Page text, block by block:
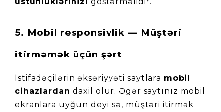
5. Mobil responsivlik — Müştəri
itirməmək üçün şərt
İstifadəçilərin əksəriyyəti saytlara mobil
cihazlardan daxil olur. Əgər saytınız mobil
ekranlara uyğun deyilsə, müştəri itirmək